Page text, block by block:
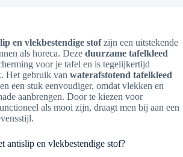
en vlekbestendige stofzijn een uitstekende
als horeca. Deze duurzame tafelkleed
voor je tafel en is tegelijkertijd
Het gebruik van waterafstotend tafelkleed
een stuk eenvoudiger, omdat vlekken en
aanbrengen. Door te kiezen voor
als mooi zijn, draagt men bij aan een
antislip en vlekbestendige stof?